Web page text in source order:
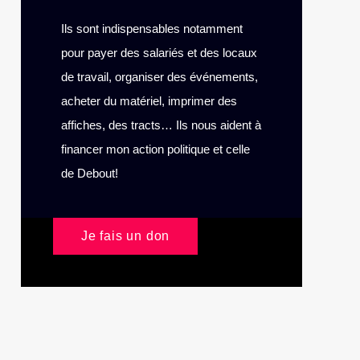
Ils sont indispensables notamment
pour payer des salariés et des locaux
de travail, organiser des événements,
acheter du matériel, imprimer des
affiches, des tracts… Ils nous aident à
financer mon action politique et celle
de Debout!
Je fais un don